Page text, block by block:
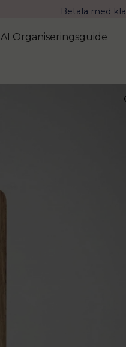
Fri frakt över 799
Leverans 2-4
AI Organiseringsguide